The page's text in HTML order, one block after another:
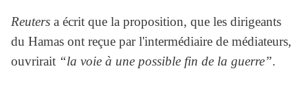
Reuters a écrit que la proposition, que les dirigeants
du Hamas ont reçue par l'intermédiaire de médiateurs,
ouvrirait “la voie à une possible fin de la guerre”.